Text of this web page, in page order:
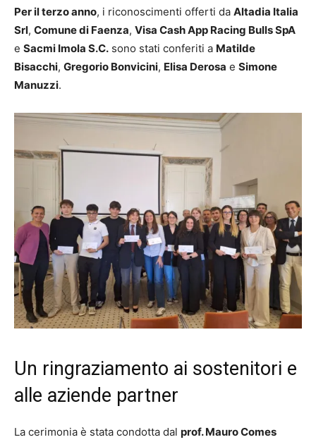
Per il terzo anno, i riconoscimenti offerti da Altadia Italia
Srl, Comune di Faenza, Visa Cash App Racing Bulls SpA
e Sacmi Imola S.C. sono stati conferiti a Matilde
Bisacchi, Gregorio Bonvicini, Elisa Derosa e Simone
Manuzzi.
Un ringraziamento ai sostenitori e
alle aziende partner
La cerimonia è stata condotta dal prof. Mauro Comes